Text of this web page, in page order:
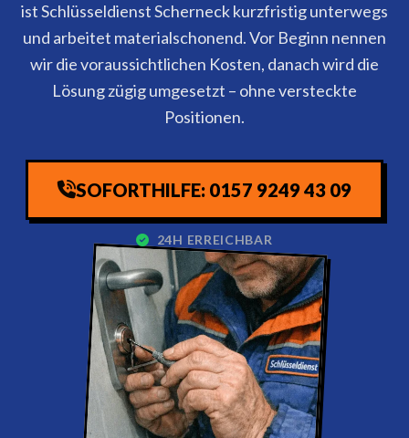
ist Schlüsseldienst Scherneck kurzfristig unterwegs
und arbeitet materialschonend. Vor Beginn nennen
wir die voraussichtlichen Kosten, danach wird die
Lösung zügig umgesetzt – ohne versteckte
Positionen.
SOFORTHILFE: 0157 9249 43 09
24H ERREICHBAR